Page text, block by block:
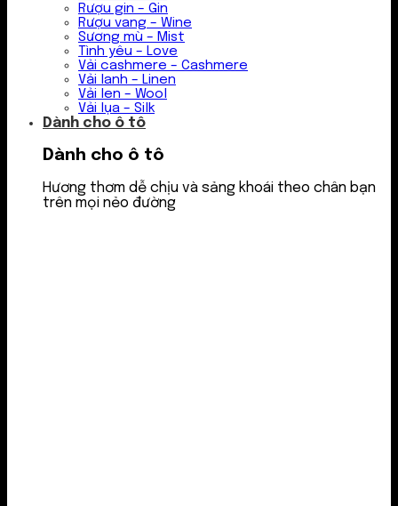
Rượu gin – Gin
Rượu vang – Wine
Sương mù – Mist
Tình yêu – Love
Vải cashmere – Cashmere
Vải lanh – Linen
Vải len – Wool
Vải lụa – Silk
Dành cho ô tô
Dành cho ô tô
Hương thơm dễ chịu và sảng khoái theo chân bạn
trên mọi nẻo đường